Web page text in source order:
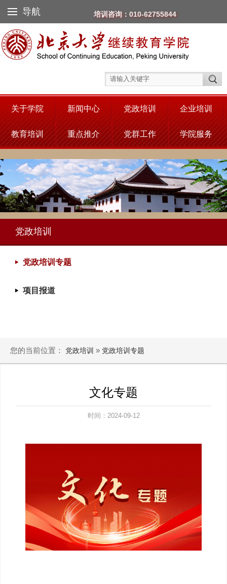
导航 培训咨询：010-62755844
关于学院 新闻中心 党政培训 企业培训
教育培训 重点推介 党群工作 学院服务
党政培训
党政培训专题
项目报道
您的当前位置： 党政培训 » 党政培训专题
文化专题
时间：2024-09-12